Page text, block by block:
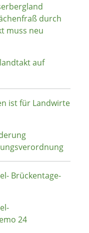
durch
muss neu
auf
ist für Landwirte
Brückentage-
24